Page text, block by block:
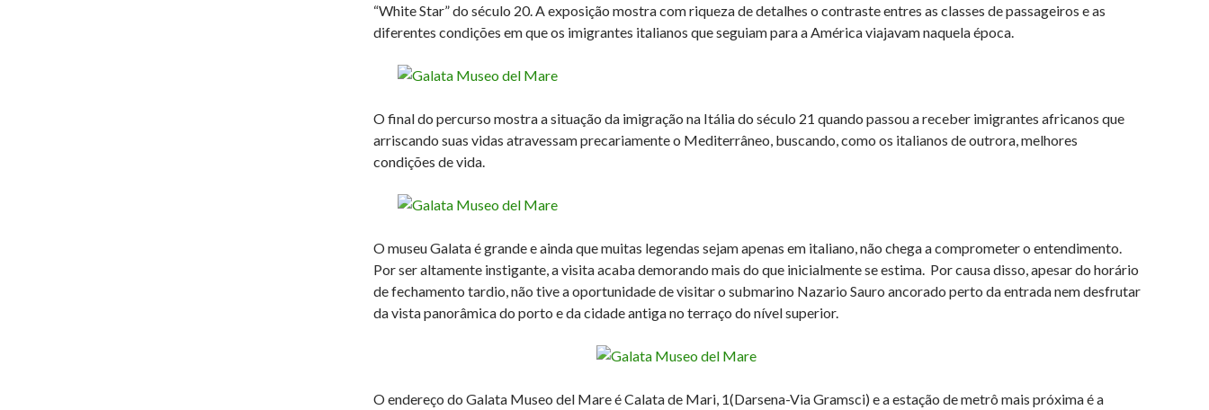
“White Star” do século 20. A exposição mostra com riqueza de detalhes o contraste entres as classes de passageiros e as
diferentes condições em que os imigrantes italianos que seguiam para a América viajavam naquela época.
O final do percurso mostra a situação da imigração na Itália do século 21 quando passou a receber imigrantes africanos que
arriscando suas vidas atravessam precariamente o Mediterrâneo, buscando, como os italianos de outrora, melhores
condições de vida.
O museu Galata é grande e ainda que muitas legendas sejam apenas em italiano, não chega a comprometer o entendimento.
Por ser altamente instigante, a visita acaba demorando mais do que inicialmente se estima. Por causa disso, apesar do horário
de fechamento tardio, não tive a oportunidade de visitar o submarino Nazario Sauro ancorado perto da entrada nem desfrutar
da vista panorâmica do porto e da cidade antiga no terraço do nível superior.
O endereço do Galata Museo del Mare é Calata de Mari, 1(Darsena-Via Gramsci) e a estação de metrô mais próxima é a